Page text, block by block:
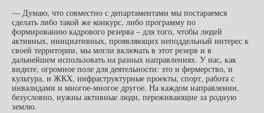
— Думаю, что совместно с департаментами мы постараемся
сделать либо такой же конкурс, либо программу по
формированию кадрового резерва – для того, чтобы людей
активных, инициативных, проявляющих неподдельный интерес к
своей территории, мы могли включать в этот резерв и в
дальнейшем использовать на разных направлениях. У нас, как
видите, огромное поле для деятельности: это и фермерство, и
культура, и ЖКХ, инфраструктурные проекты, спорт, работа с
инвалидами и многое-многое другое. На каждом направлении,
безусловно, нужны активные люди, переживающие за родную
землю.